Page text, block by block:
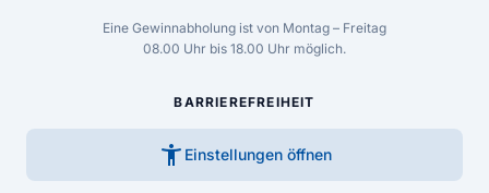
Eine Gewinnabholung ist von Montag – Freitag
08.00 Uhr bis 18.00 Uhr möglich.
BARRIEREFREIHEIT
accessibility_new Einstellungen öffnen